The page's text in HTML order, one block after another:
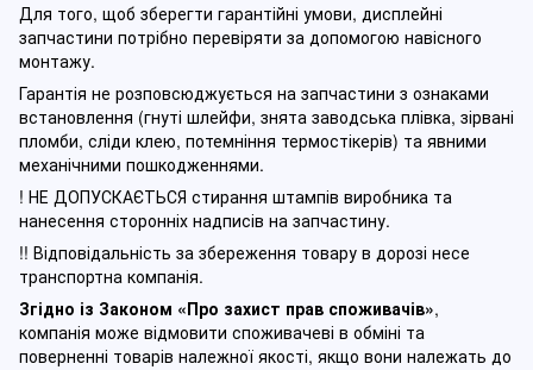
Для того, щоб зберегти гарантійні умови, дисплейні
запчастини потрібно перевіряти за допомогою навісного
монтажу.
Гарантія не розповсюджується на запчастини з ознаками
встановлення (гнуті шлейфи, знята заводська плівка, зірвані
пломби, сліди клею, потемніння термостікерів) та явними
механічними пошкодженнями.
! НЕ ДОПУСКАЄТЬСЯ стирання штампів виробника та
нанесення сторонніх надписів на запчастину.
!! Відповідальність за збереження товару в дорозі несе
транспортна компанія.
Згідно із Законом «Про захист прав споживачів»,
компанія може відмовити споживачеві в обміні та
поверненні товарів належної якості, якщо вони належать до